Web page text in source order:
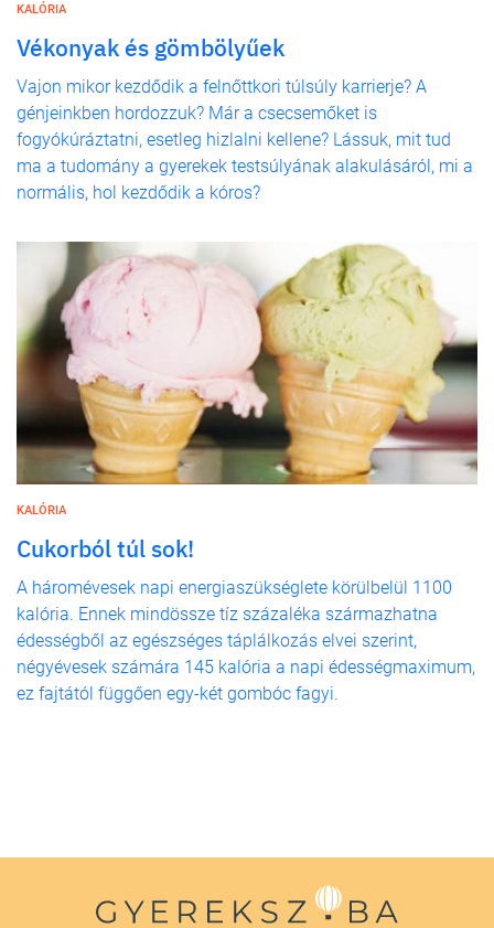
KALÓRIA
Vékonyak és gömbölyűek
Vajon mikor kezdődik a felnőttkori túlsúly karrierje? A
génjeinkben hordozzuk? Már a csecsemőket is
fogyókúráztatni, esetleg hizlalni kellene? Lássuk, mit tud
ma a tudomány a gyerekek testsúlyának alakulásáról, mi a
normális, hol kezdődik a kóros?
KALÓRIA
Cukorból túl sok!
A háromévesek napi energiaszükséglete körülbelül 1100
kalória. Ennek mindössze tíz százaléka származhatna
édességből az egészséges táplálkozás elvei szerint,
négyévesek számára 145 kalória a napi édességmaximum,
ez fajtától függően egy-két gombóc fagyi.